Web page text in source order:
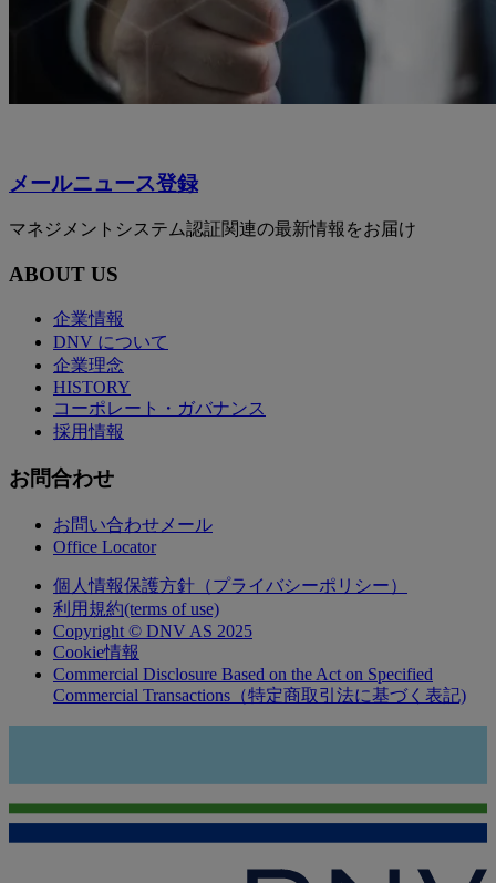
メールニュース登録
マネジメントシステム認証関連の最新情報をお届け
ABOUT US
企業情報
DNV について
企業理念
HISTORY
コーポレート・ガバナンス
採用情報
お問合わせ
お問い合わせメール
Office Locator
個人情報保護方針（プライバシーポリシー）
利用規約(terms of use)
Copyright © DNV AS 2025
Cookie情報
Commercial Disclosure Based on the Act on Specified
Commercial Transactions（特定商取引法に基づく表記)